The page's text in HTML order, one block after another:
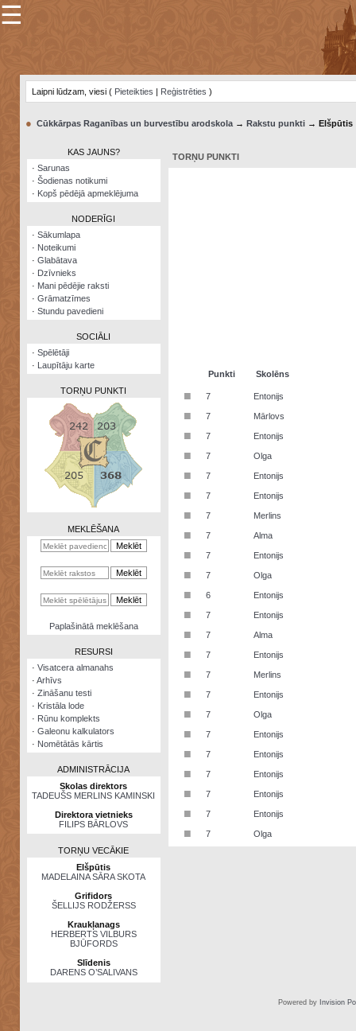
×
Šodienas
notikumi
Visatcera
almanahs
Arhīvs
Zināšanu
kalkulators
Nomētātās
☰
Laipni lūdzam, viesi ( Pieteikties | Reģistrēties )
● Cūkkārpas Raganības un burvestību arodskola→ Rakstu punkti→ Elšpūtis
KAS JAUNS?
· Sarunas
· Šodienas notikumi
· Kopš pēdējā apmeklējuma
NODERĪGI
· Sākumlapa
· Noteikumi
· Glabātava
· Dzīvnieks
· Mani pēdējie raksti
· Grāmatzīmes
· Stundu pavedieni
SOCIĀLI
· Spēlētāji
· Laupītāju karte
TORŅU PUNKTI
MEKLĒŠANA
Paplašinātā meklēšana
RESURSI
· Visatcera almanahs
· Arhīvs
· Zināšanu testi
· Kristāla lode
· Rūnu komplekts
· Galeonu kalkulators
· Nomētātās kārtis
ADMINISTRĀCIJA
Skolas direktors
TADEUŠS MERLINS KAMINSKI
Direktora vietnieks
FILIPS BĀRLOVS
TORŅU VECĀKIE
Elšpūtis
MADELAINA SĀRA SKOTA
Grifidors
ŠELLIJS RODŽERSS
Kraukļanags
HERBERTS VILBURS
BJŪFORDS
Slīdenis
DARENS O’SALIVANS
TORŅU PUNKTI
Punkti Skolēns
■ 7 Entonijs
■ 7 Mārlovs
■ 7 Entonijs
■ 7 Olga
■ 7 Entonijs
■ 7 Entonijs
■ 7 Merlins
■ 7 Alma
■ 7 Entonijs
■ 7 Olga
■ 6 Entonijs
■ 7 Entonijs
■ 7 Alma
■ 7 Entonijs
■ 7 Merlins
■ 7 Entonijs
■ 7 Olga
■ 7 Entonijs
■ 7 Entonijs
■ 7 Entonijs
■ 7 Entonijs
■ 7 Entonijs
■ 7 Olga
Powered by Invision